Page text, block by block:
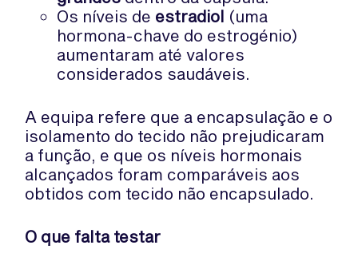
Os níveis de estradiol (uma
hormona-chave do estrogénio)
aumentaram até valores
considerados saudáveis.
A equipa refere que a encapsulação e o
isolamento do tecido não prejudicaram
a função, e que os níveis hormonais
alcançados foram comparáveis aos
obtidos com tecido não encapsulado.
O que falta testar